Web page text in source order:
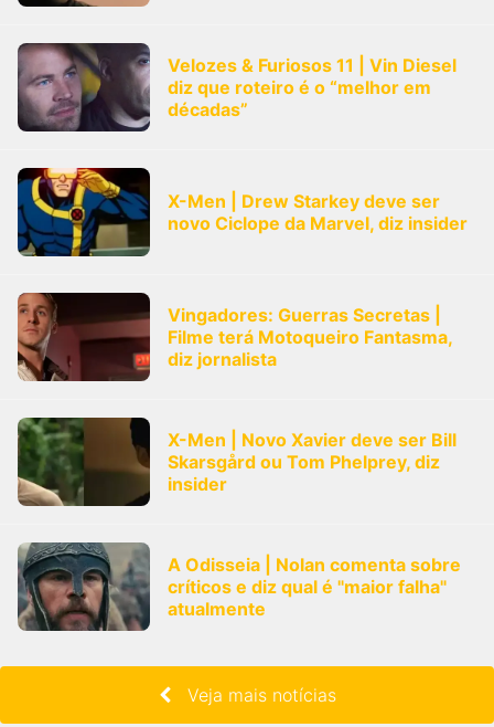
Velozes & Furiosos 11 | Vin Diesel
diz que roteiro é o “melhor em
décadas”
X-Men | Drew Starkey deve ser
novo Ciclope da Marvel, diz insider
Vingadores: Guerras Secretas |
Filme terá Motoqueiro Fantasma,
diz jornalista
X-Men | Novo Xavier deve ser Bill
Skarsgård ou Tom Phelprey, diz
insider
A Odisseia | Nolan comenta sobre
críticos e diz qual é "maior falha"
atualmente
Veja mais notícias